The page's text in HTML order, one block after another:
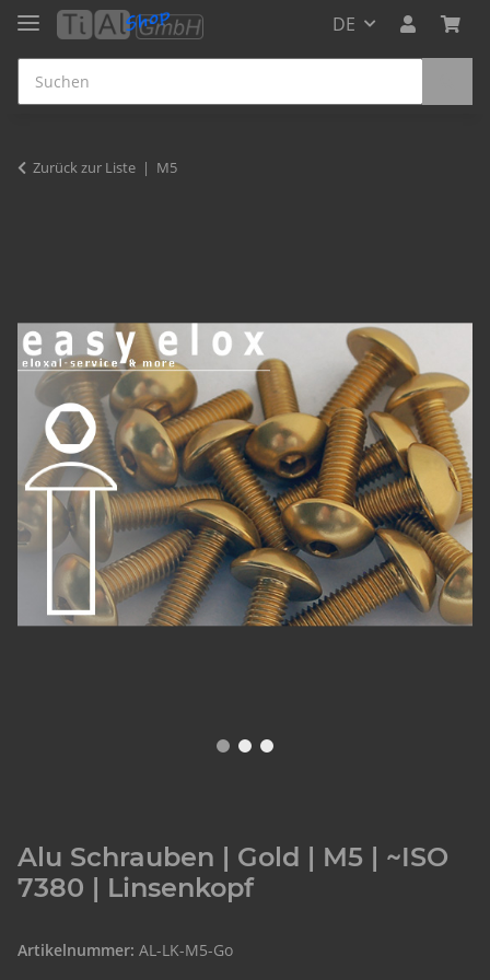
DE
Zurück zur Liste M5
Alu Schrauben | Gold | M5 | ~ISO
7380 | Linsenkopf
Artikelnummer: AL-LK-M5-Go